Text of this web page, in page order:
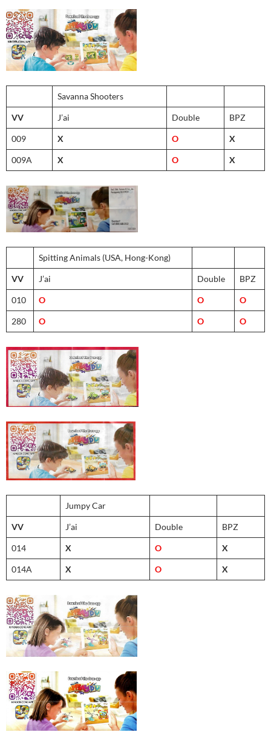
Savanna Shooters
VV J’ai Double BPZ
009 X O X
009A X O X
Spitting Animals (USA, Hong-Kong)
VV J’ai Double BPZ
010 O O O
280 O O O
Jumpy Car
VV J’ai Double BPZ
014 X O X
014A X O X